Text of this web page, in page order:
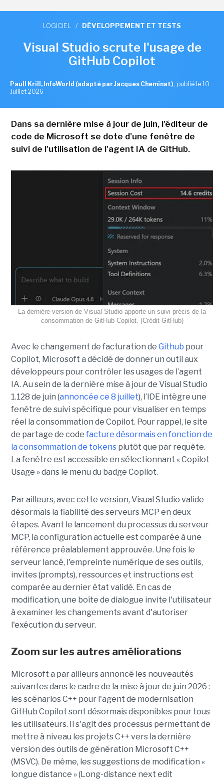
LOGICIEL / DÉVELOPPEMENT ET TESTS
Visual Studio scrute l'usage de
GitHub Copilot
Paull Krill, InfoWorld (adapté par Jacques Cheminat) , publié le 10
Juillet 2026
Dans sa dernière mise à jour de juin, l'éditeur de
code de Microsoft se dote d'une fenêtre de
suivi de l'utilisation de l'agent IA de GitHub.
La dernière version de Visual Studio apporte un suivi précis de la
consommation de GitHub Copilot. (Crédit GitHub)
Avec le changement de facturation de Github pour
Copilot, Microsoft a décidé de donner un outil aux
développeurs pour contrôler les usages de l’agent
IA. Au sein de la dernière mise à jour de Visual Studio
1.128 de juin (annoncée ce 8 juillet), l’IDE intègre une
fenêtre de suivi spécifique pour visualiser en temps
réel la consommation de Copilot. Pour rappel, le site
de partage de code facture désormais en fonction de
la consommation de tokens plutôt que par requête.
La fenêtre est accessible en sélectionnant « Copilot
Usage » dans le menu du badge Copilot.
Par ailleurs, avec cette version, Visual Studio valide
désormais la fiabilité des serveurs MCP en deux
étapes. Avant le lancement du processus du serveur
MCP, la configuration actuelle est comparée à une
référence préalablement approuvée. Une fois le
serveur lancé, l'empreinte numérique de ses outils,
invites (prompts), ressources et instructions est
comparée au dernier état validé. En cas de
modification, une boîte de dialogue invite l'utilisateur
à examiner les changements avant d'autoriser
l'exécution du serveur.
Zoom sur les autres améliorations
Microsoft a par ailleurs annoncé les nouveautés
suivantes dans le cadre de la mise à jour de juin 2026 :
les scénarios C++ pour l'agent de modernisation
GitHub Copilot sont désormais disponibles pour tous
les utilisateurs. Il s'agit des processus permettant de
mettre à niveau les projets C++ vers la dernière
version des outils de génération Microsoft C++
(MSVC). De même, les suggestions de modification «
longue distance » (Long-distance next edit